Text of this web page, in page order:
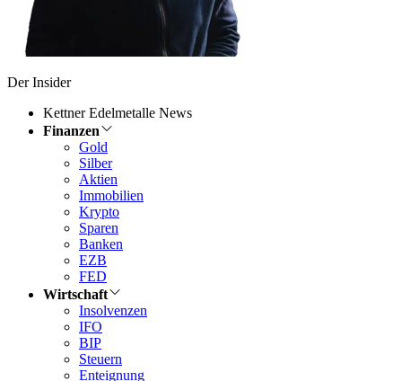
Der Insider
Kettner Edelmetalle News
Finanzen
Gold
Silber
Aktien
Immobilien
Krypto
Sparen
Banken
EZB
FED
Wirtschaft
Insolvenzen
IFO
BIP
Steuern
Enteignung